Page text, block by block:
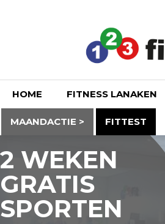
HOME FITNESS LANAKEN
MAANDACTIE > FITTEST
2 WEKEN
GRATIS
SPORTEN